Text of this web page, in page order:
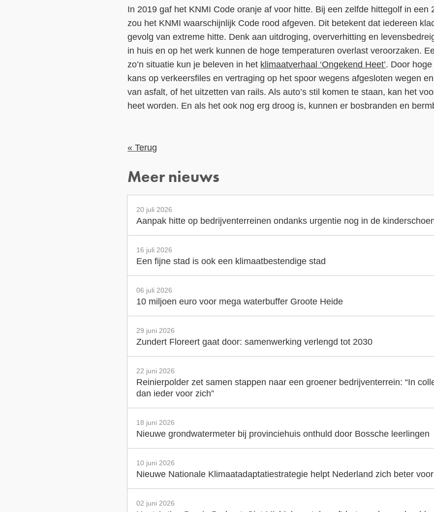
In 2019 gaf het KNMI Code oranje af voor hitte. Bij een zelfde hittegolf in een
zou het KNMI waarschijnlijk Code rood afgeven. Dit betekent dat iedereen
gevolg van extreme hitte. Denk aan uitdroging, oververhitting en
in huis en op het werk kunnen de hoge temperaturen overlast veroorzaken.
zo’n situatie kun je beleven in het klimaatverhaal ‘Ongekend Heet’. Door
kans op verkeersfiles en vertraging op het spoor wegens afgesloten wegen
van asfalt, of het uitzetten van rails. Als auto’s stil komen te staan, kan het
heet worden. En als het ook nog erg droog is, kunnen er bosbranden en
« Terug
Meer nieuws
20 juli 2026
Aanpak hitte op bedrijventerreinen ondanks urgentie nog in de
16 juli 2026
Een fijne stad is ook een klimaatbestendige stad
06 juli 2026
10 miljoen euro voor mega waterbuffer Groote Heide
29 juni 2026
Zundert Floreert gaat door: samenwerking verlengd tot 2030
22 juni 2026
Reinierpolder zet samen stappen naar een groener bedrijventerrein: “In
dan ieder voor zich”
18 juni 2026
Nieuwe grondwatermeter bij provinciehuis onthuld door Bossche leerlingen
10 juni 2026
Nieuwe Nationale Klimaatadaptatiestrategie helpt Nederland zich beter
02 juni 2026